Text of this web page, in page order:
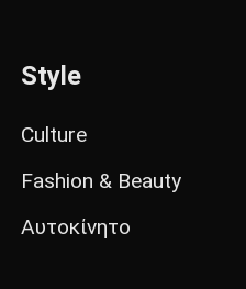
Style
Culture
Fashion & Beauty
Αυτοκίνητο